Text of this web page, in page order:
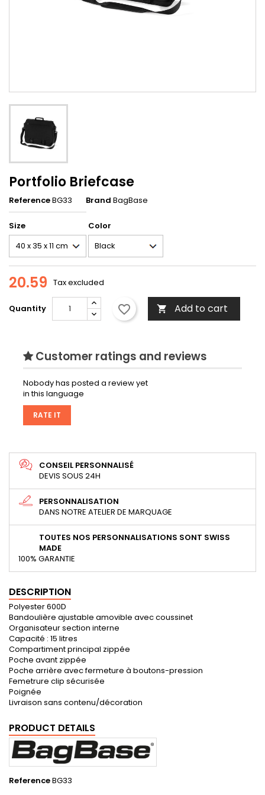
Portfolio Briefcase
ReferenceBG33 Brand BagBase
Size Color
20.59 Tax excluded
Quantity favorite_border  Add to cart
Customer ratings and reviews
Nobody has posted a review yet
in this language
RATE IT
CONSEIL PERSONNALISÉ
DEVIS SOUS 24H
PERSONNALISATION
DANS NOTRE ATELIER DE MARQUAGE
TOUTES NOS PERSONNALISATIONS SONT SWISS
MADE
100% GARANTIE
DESCRIPTION
Polyester 600D
Bandoulière ajustable amovible avec coussinet
Organisateur section interne
Capacité : 15 litres
Compartiment principal zippée
Poche avant zippée
Poche arrière avec fermeture à boutons-pression
Femetrure clip sécurisée
Poignée
Livraison sans contenu/décoration
PRODUCT DETAILS
ReferenceBG33